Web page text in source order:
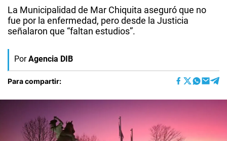
La Municipalidad de Mar Chiquita aseguró que no
fue por la enfermedad, pero desde la Justicia
señalaron que “faltan estudios”.
Por Agencia DIB
Para compartir: